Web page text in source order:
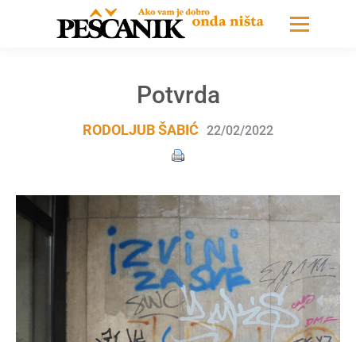
Potvrda
RODOLJUB ŠABIĆ 22/02/2022